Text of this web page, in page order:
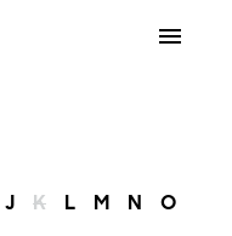
J K L M N O